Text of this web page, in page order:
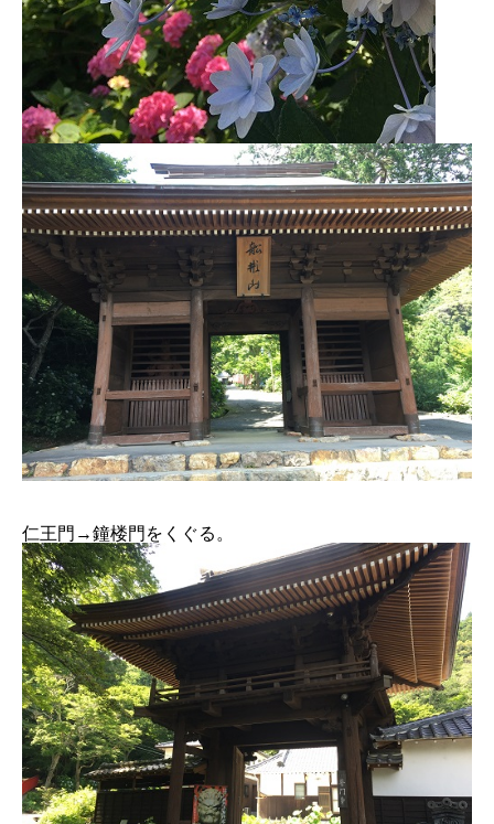
仁王門→鐘楼門をくぐる。